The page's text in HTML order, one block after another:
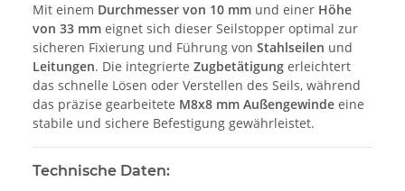
Mit einem Durchmesser von 10 mm und einer Höhe
von 33 mm eignet sich dieser Seilstopper optimal zur
sicheren Fixierung und Führung von Stahlseilen und
Leitungen. Die integrierte Zugbetätigung erleichtert
das schnelle Lösen oder Verstellen des Seils, während
das präzise gearbeitete M8x8 mm Außengewinde eine
stabile und sichere Befestigung gewährleistet.
Technische Daten: